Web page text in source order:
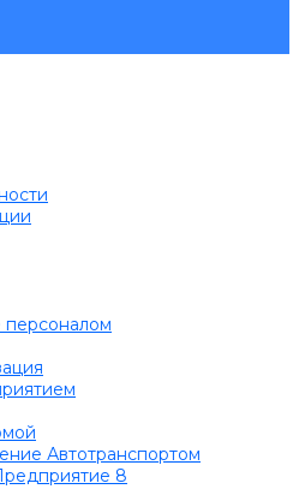
персоналом
Автотранспортом
8